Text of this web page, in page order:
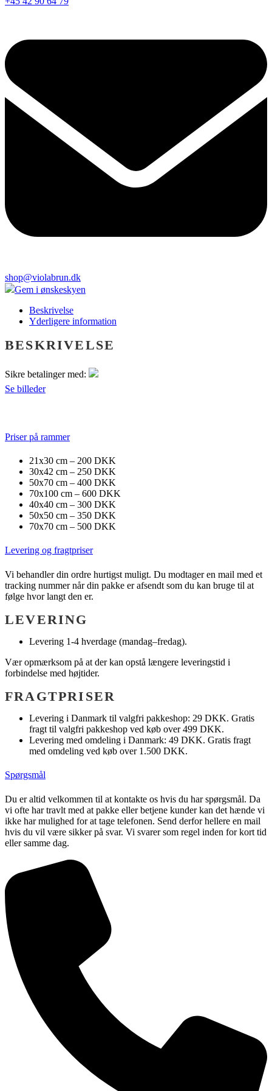
shop@violabrun.dk
Gem i ønskeskyen
Beskrivelse
Yderligere information
BESKRIVELSE
Sikre betalinger med:
Se billeder
Priser på rammer
21x30 cm – 200 DKK
30x42 cm – 250 DKK
50x70 cm – 400 DKK
70x100 cm – 600 DKK
40x40 cm – 300 DKK
50x50 cm – 350 DKK
70x70 cm – 500 DKK
Levering og fragtpriser
Vi behandler din ordre hurtigst muligt. Du modtager en mail med et
tracking nummer når din pakke er afsendt som du kan bruge til at
følge hvor langt den er.
LEVERING
Levering 1-4 hverdage (mandag–fredag).
Vær opmærksom på at der kan opstå længere leveringstid i
forbindelse med højtider.
FRAGTPRISER
Levering i Danmark til valgfri pakkeshop: 29 DKK. Gratis
fragt til valgfri pakkeshop ved køb over 499 DKK.
Levering med omdeling i Danmark: 49 DKK. Gratis fragt
med omdeling ved køb over 1.500 DKK.
Spørgsmål
Du er altid velkommen til at kontakte os hvis du har spørgsmål. Da
vi ofte har travlt med at pakke eller betjene kunder kan det hænde vi
ikke har mulighed for at tage telefonen. Send derfor hellere en mail
hvis du vil være sikker på svar. Vi svarer som regel inden for kort tid
eller samme dag.